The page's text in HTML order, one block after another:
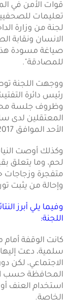
قوات الأمن في
تعليمات
لجنة من وزارة
الانسان ونقابة
صياغة مسودة هذه
للمصادقة".
ووجهت اللجنة
رئيس دائرة
وظروف جلسة
المعتقلين لدى
الأحد الموافق 12/3/2017.
وكذلك أوصت
لحم، وما يتعلق
متفجرة وزجاجات
وإحالة من يثبت
وفيما يلي أبرز
اللجنة:
كانت الوقفة
سلمية، دعت
الاجتماعي، لكن
المحافظة حسب
استخدام العنف
الخاصة.